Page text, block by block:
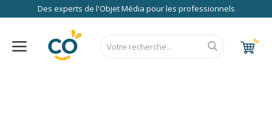
Des experts de l'Objet Média pour les professionnels